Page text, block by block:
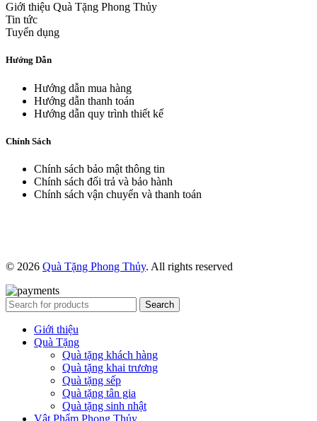
Giới thiệu Quà Tặng Phong Thủy
Tin tức
Tuyển dụng
Hướng Dẫn
Hướng dẫn mua hàng
Hướng dẫn thanh toán
Hướng dẫn quy trình thiết kế
Chính Sách
Chính sách bảo mật thông tin
Chính sách đổi trả và bảo hành
Chính sách vận chuyển và thanh toán
© 2026 Quà Tặng Phong Thủy. All rights reserved
Search
Giới thiệu
Quà Tặng
Quà tặng khách hàng
Quà tặng khai trương
Quà tặng sếp
Quà tặng tân gia
Quà tặng sinh nhật
Vật Phẩm Phong Thủy